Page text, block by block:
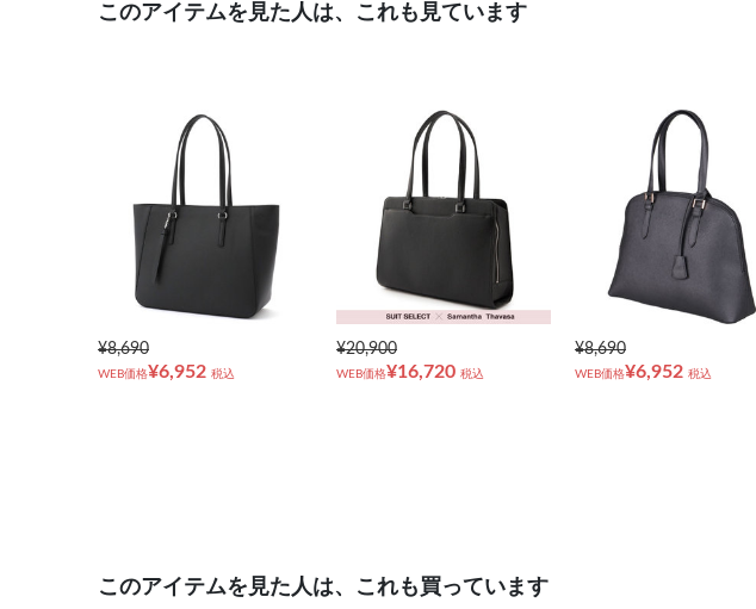
このアイテムを見た人は、これも見ています
¥8,690
WEB価格¥6,952 税込
¥20,900
WEB価格¥16,720 税込
¥8,690
WEB価格¥6,952 税込
このアイテムを見た人は、これも買っています